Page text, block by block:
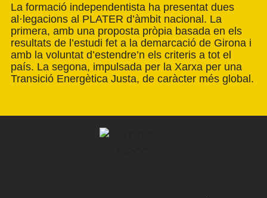
La formació independentista ha presentat dues
al·legacions al PLATER d’àmbit nacional. La
primera, amb una proposta pròpia basada en els
resultats de l’estudi fet a la demarcació de Girona i
amb la voluntat d’estendre’n els criteris a tot el
país. La segona, impulsada per la Xarxa per una
Transició Energètica Justa, de caràcter més global.